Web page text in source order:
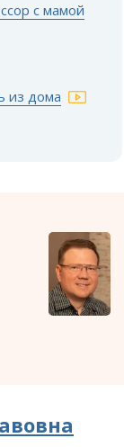
с мамой
из дома